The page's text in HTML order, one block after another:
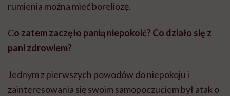
rumienia można mieć boreliozę.
Co zatem zaczęło panią niepokoić? Co działo się z
pani zdrowiem?
Jednym z pierwszych powodów do niepokoju i
zainteresowania się swoim samopoczuciem był atak o